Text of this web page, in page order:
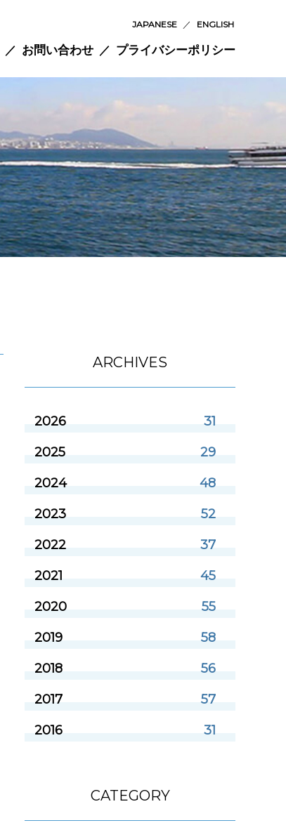
JAPANESE ／ ENGLISH
お問い合わせ プライバシーポリシー
ARCHIVES
2026
31
2025
29
2024
48
2023
52
2022
37
2021
45
2020
55
2019
58
2018
56
2017
57
2016
31
CATEGORY